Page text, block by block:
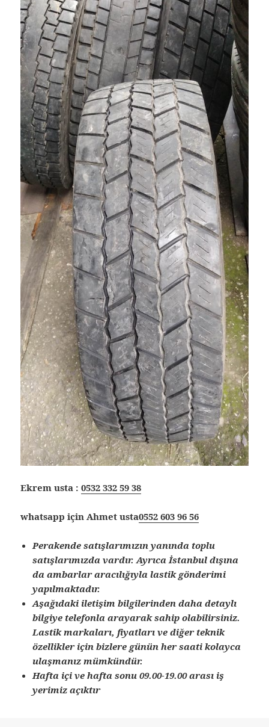
Ekrem usta :0532 332 59 38
whatsapp için Ahmet usta0552 603 96 56
Perakende satışlarımızın yanında toplu
satışlarımızda vardır. Ayrıca İstanbul dışına
da ambarlar aracılığıyla lastik gönderimi
yapılmaktadır.
Aşağıdaki iletişim bilgilerinden daha detaylı
bilgiye telefonla arayarak sahip olabilirsiniz.
Lastik markaları, fiyatları ve diğer teknik
özellikler için bizlere günün her saati kolayca
ulaşmanız mümkündür.
Hafta içi ve hafta sonu 09.00-19.00 arası iş
yerimiz açıktır